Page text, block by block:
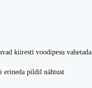
kiiresti voodipesu vahetada
erineda pildil nähtust